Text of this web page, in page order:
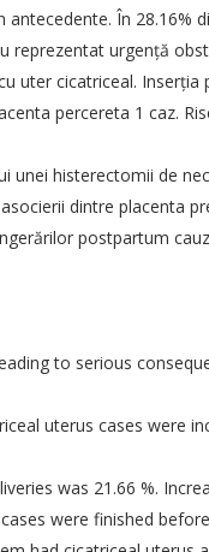
În 28.16%
reprezentat urgenţă
uter cicatriceal. Inserţia
percereta 1 caz.
unei histerectomii de
dintre placenta
postpartum
to serious
uterus cases were
was 21.66 %.
were finished
Obstretics and
and Obstetrics
and Gynaecologists
ACOG: The American